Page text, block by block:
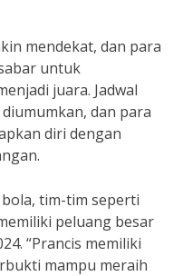
mendekat, dan para
untuk
juara. Jadwal
dan para
diri dengan
tim-tim seperti
peluang besar
“Prancis memiliki
mampu meraih